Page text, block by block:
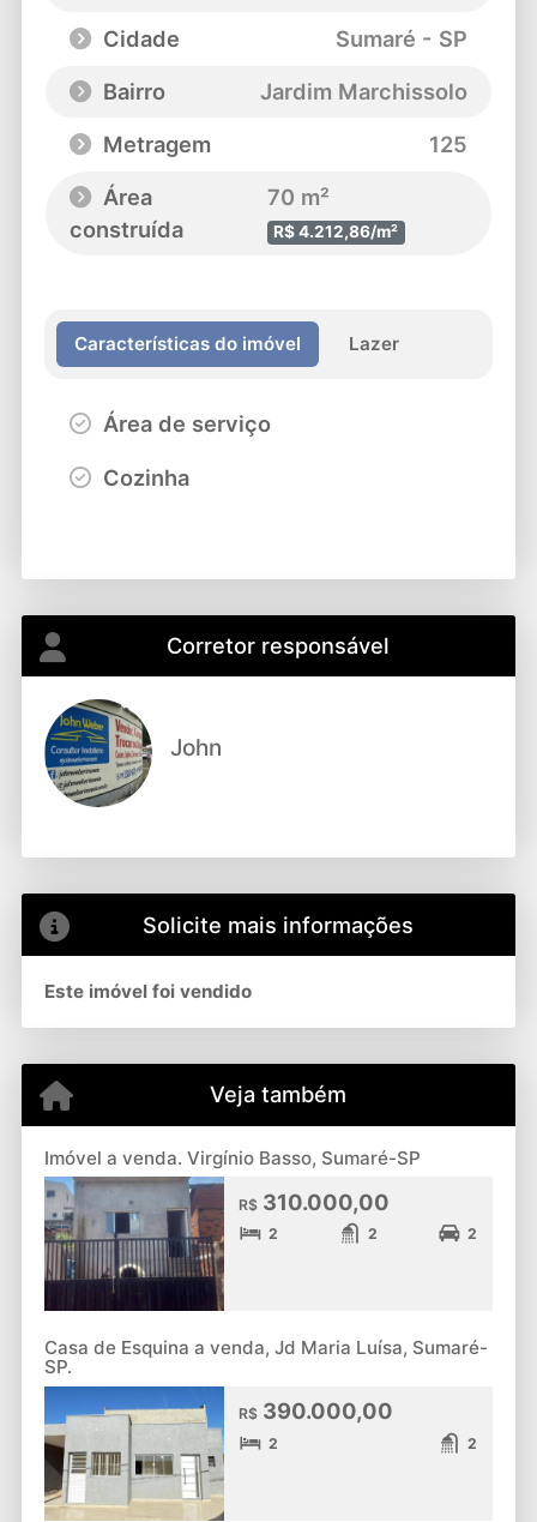
Cidade
Sumaré - SP
Bairro
Jardim Marchissolo
Metragem
125
Área
construída
70 m²
R$ 4.212,86/m²
Características do imóvel Lazer
Área de serviço
Cozinha
Corretor responsável
John
Solicite mais informações
Este imóvel foi vendido
Veja também
Imóvel a venda. Virgínio Basso, Sumaré-SP
R$310.000,00
2 2 2
Casa de Esquina a venda, Jd Maria Luísa, Sumaré-
SP.
R$390.000,00
2 2